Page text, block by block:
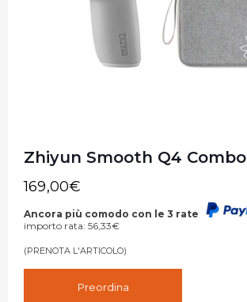
Zhiyun Smooth Q4 Combo
169,00€
Ancora più comodo con le 3 rate
importo rata: 56,33€
(PRENOTA L'ARTICOLO)
Preordina